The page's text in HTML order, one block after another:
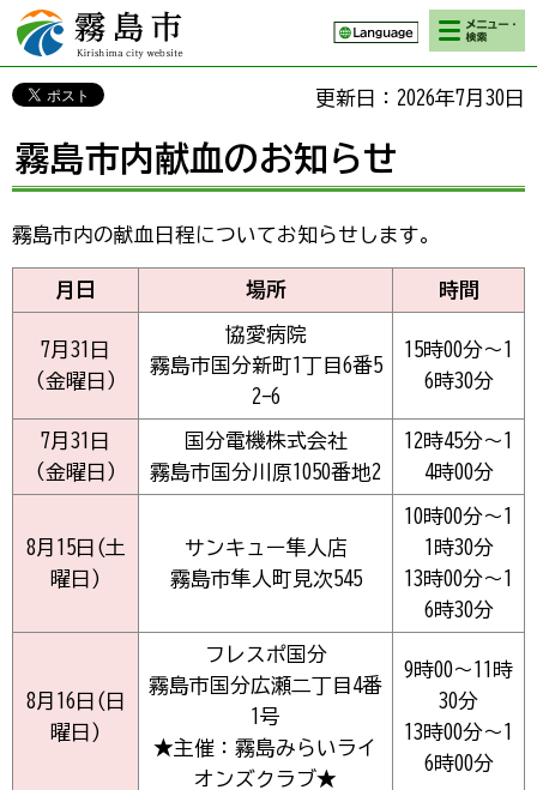
霧島市 Kirishima
city website
検索・メニ
ュー
更新日：2026年7月30日
霧島市内献血のお知らせ
霧島市内の献血日程についてお知らせします。
月日 場所 時間
7月31日
（金曜日）
協愛病院
霧島市国分新町1丁目6番5
2-6
15時00分～1
6時30分
7月31日
（金曜日）
国分電機株式会社
霧島市国分川原1050番地2
12時45分～1
4時00分
8月15日(土
曜日)
サンキュー隼人店
霧島市隼人町見次545
10時00分～1
1時30分
13時00分～1
6時30分
8月16日(日
曜日)
フレスポ国分
霧島市国分広瀬二丁目4番
1号
★主催：霧島みらいライ
オンズクラブ★
9時00～11時
30分
13時00分～1
6時00分